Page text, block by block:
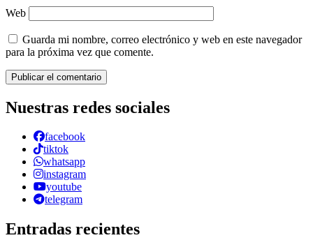
Web
Guarda mi nombre, correo electrónico y web en este navegador
para la próxima vez que comente.
Nuestras redes sociales
facebook
tiktok
whatsapp
instagram
youtube
telegram
Entradas recientes